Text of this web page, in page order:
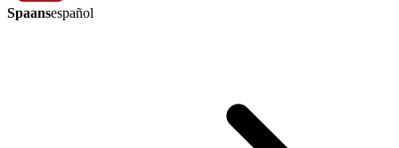
Spaansespañol